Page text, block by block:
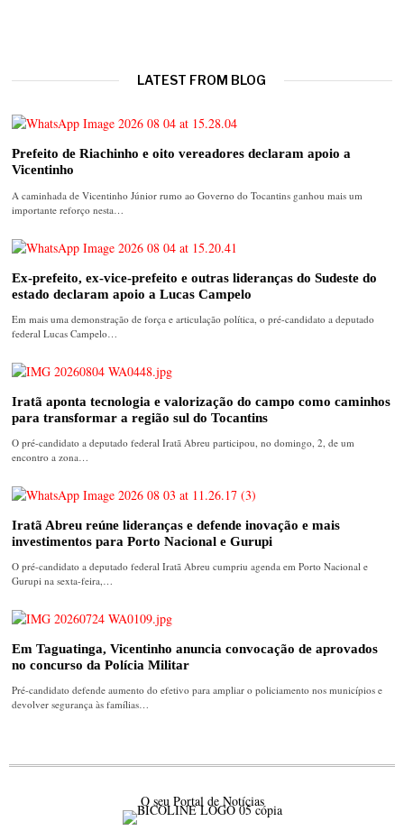
LATEST FROM BLOG
Prefeito de Riachinho e oito vereadores declaram apoio a
Vicentinho
A caminhada de Vicentinho Júnior rumo ao Governo do Tocantins ganhou mais um
importante reforço nesta…
Ex-prefeito, ex-vice-prefeito e outras lideranças do Sudeste do
estado declaram apoio a Lucas Campelo
Em mais uma demonstração de força e articulação política, o pré-candidato a deputado
federal Lucas Campelo…
Iratã aponta tecnologia e valorização do campo como caminhos
para transformar a região sul do Tocantins
O pré-candidato a deputado federal Iratã Abreu participou, no domingo, 2, de um
encontro a zona…
Iratã Abreu reúne lideranças e defende inovação e mais
investimentos para Porto Nacional e Gurupi
O pré-candidato a deputado federal Iratã Abreu cumpriu agenda em Porto Nacional e
Gurupi na sexta-feira,…
Em Taguatinga, Vicentinho anuncia convocação de aprovados
no concurso da Polícia Militar
Pré-candidato defende aumento do efetivo para ampliar o policiamento nos municípios e
devolver segurança às famílias…
O seu Portal de Notícias